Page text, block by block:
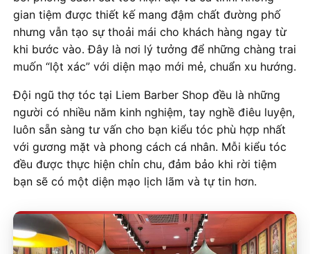
gian tiệm được thiết kế mang đậm chất đường phố
nhưng vẫn tạo sự thoải mái cho khách hàng ngay từ
khi bước vào. Đây là nơi lý tưởng để những chàng trai
muốn “lột xác” với diện mạo mới mẻ, chuẩn xu hướng.
Đội ngũ thợ tóc tại Liem Barber Shop đều là những
người có nhiều năm kinh nghiệm, tay nghề điêu luyện,
luôn sẵn sàng tư vấn cho bạn kiểu tóc phù hợp nhất
với gương mặt và phong cách cá nhân. Mỗi kiểu tóc
đều được thực hiện chỉn chu, đảm bảo khi rời tiệm
bạn sẽ có một diện mạo lịch lãm và tự tin hơn.